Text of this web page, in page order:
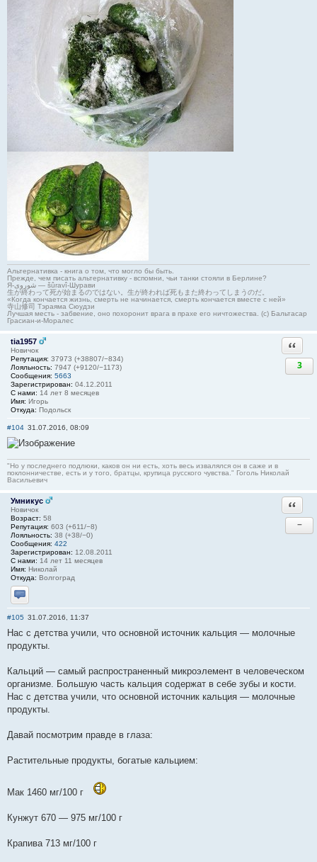
Альтернативка - книга о том, что могло бы быть.
Прежде, чем писать альтернативку - вспомни, чьи танки стояли в Берлине?
Я-شوروی — šûravî-Шурави
生が終わって死が始まるのではない。生が終われば死もまた終わってしまうのだ。
«Когда кончается жизнь, смерть не начинается, смерть кончается вместе с ней»
寺山修司 Тэраяма Сюудзи
Лучшая месть - забвение, оно похоронит врага в прахе его ничтожества. (с) Бальтасар
Грасиан-и-Моралес
tia1957
Новичок
Репутация: 37973 (+38807/−834)
Лояльность: 7947 (+9120/−1173)
Сообщения: 5663
Зарегистрирован: 04.12.2011
С нами: 14 лет 8 месяцев
Имя: Игорь
Откуда: Подольск
3
#104 31.07.2016, 08:09
"Но у последнего подлюки, каков он ни есть, хоть весь извалялся он в саже и в
поклонничестве, есть и у того, братцы, крупица русского чувства." Гоголь Николай
Васильевич
Умникус
Новичок
Возраст: 58
Репутация: 603 (+611/−8)
Лояльность: 38 (+38/−0)
Сообщения: 422
Зарегистрирован: 12.08.2011
С нами: 14 лет 11 месяцев
Имя: Николай
Откуда: Волгоград
Отправить личное сообщение
−
#105 31.07.2016, 11:37
Нас с детства учили, что основной источник кальция — молочные
продукты.
Кальций — самый распространенный микроэлемент в человеческом
организме. Большую часть кальция содержат в себе зубы и кости.
Нас с детства учили, что основной источник кальция — молочные
продукты.
Давай посмотрим правде в глаза:
Растительные продукты, богатые кальцием:
Мак 1460 мг/100 г
Кунжут 670 — 975 мг/100 г
Крапива 713 мг/100 г